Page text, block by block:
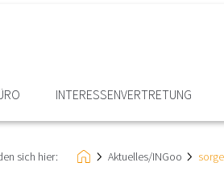
INTERESSEN­VERTRETUNG
sich hier: Aktuelles/INGoo